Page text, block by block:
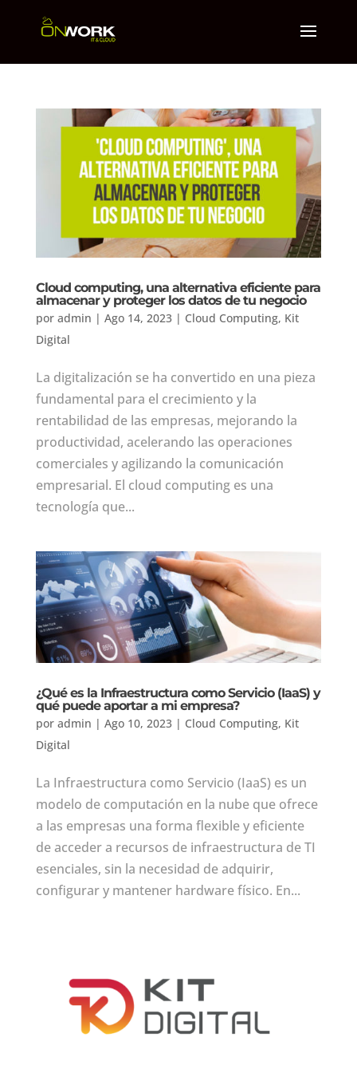
Cloud computing, una alternativa eficiente para
almacenar y proteger los datos de tu negocio
por admin | Ago 14, 2023| Cloud Computing, Kit
Digital
La digitalización se ha convertido en una pieza
fundamental para el crecimiento y la
rentabilidad de las empresas, mejorando la
productividad, acelerando las operaciones
comerciales y agilizando la comunicación
empresarial. El cloud computing es una
tecnología que...
¿Qué es la Infraestructura como Servicio (IaaS) y
qué puede aportar a mi empresa?
por admin | Ago 10, 2023| Cloud Computing, Kit
Digital
La Infraestructura como Servicio (IaaS) es un
modelo de computación en la nube que ofrece
a las empresas una forma flexible y eficiente
de acceder a recursos de infraestructura de TI
esenciales, sin la necesidad de adquirir,
configurar y mantener hardware físico. En...